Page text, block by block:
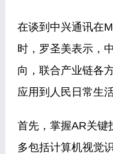
在谈到中兴通讯在
时，罗圣美表示，
向，联合产业链各
应用到人民日常生活
首先，掌握AR关键
多包括计算机视觉